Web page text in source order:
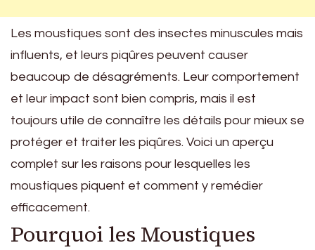
Les moustiques sont des insectes minuscules mais
influents, et leurs piqûres peuvent causer
beaucoup de désagréments. Leur comportement
et leur impact sont bien compris, mais il est
toujours utile de connaître les détails pour mieux se
protéger et traiter les piqûres. Voici un aperçu
complet sur les raisons pour lesquelles les
moustiques piquent et comment y remédier
efficacement.
Pourquoi les Moustiques